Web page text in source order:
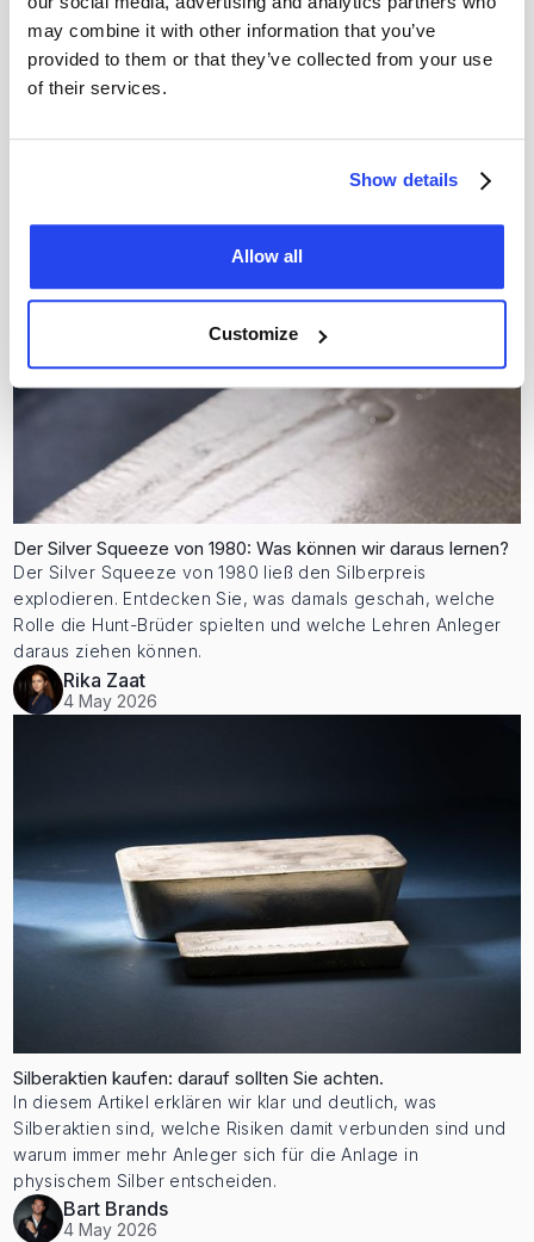
may combine it with other information that you’ve
provided to them or that they’ve collected from your use
of their services.
Show details
Allow all
Customize
Sie sind sich nicht sicher, ob Sie Gold oder Silber kaufen
sollen? Entdecken Sie die wichtigsten Unterschiede, Risiken
und Vorteile und finden Sie heraus, welche Kombination am
Der Silver Squeeze von 1980: Was können wir daraus lernen?
Der Silver Squeeze von 1980 ließ den Silberpreis
explodieren. Entdecken Sie, was damals geschah, welche
Rolle die Hunt-Brüder spielten und welche Lehren Anleger
daraus ziehen können.
Rika Zaat
4 May 2026
Silberaktien kaufen: darauf sollten Sie achten.
In diesem Artikel erklären wir klar und deutlich, was
Silberaktien sind, welche Risiken damit verbunden sind und
warum immer mehr Anleger sich für die Anlage in
physischem Silber entscheiden.
Bart Brands
4 May 2026